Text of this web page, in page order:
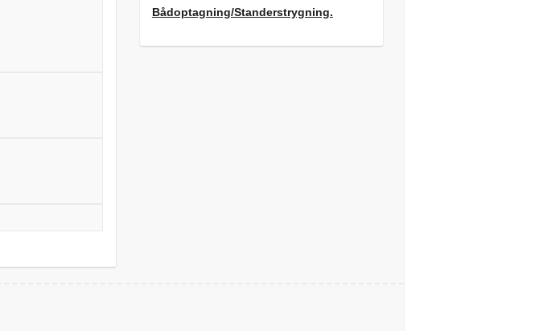
Bådoptagning/Standerstrygning.